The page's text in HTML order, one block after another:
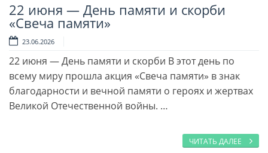
Читать далее
22 июня — День памяти и скорби
«Свеча памяти»
23.06.2026
22 июня — День памяти и скорби В этот день по
всему миру прошла акция «Свеча памяти» в знак
благодарности и вечной памяти о героях и жертвах
Великой Отечественной войны. …
ЧИТАТЬ ДАЛЕЕ